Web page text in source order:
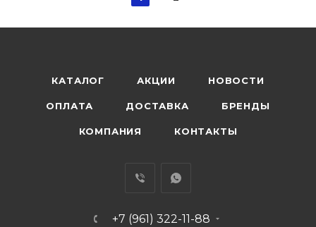
КАТАЛОГ АКЦИИ НОВОСТИ
ОПЛАТА ДОСТАВКА БРЕНДЫ
КОМПАНИЯ КОНТАКТЫ
+7 (961) 322-11-88